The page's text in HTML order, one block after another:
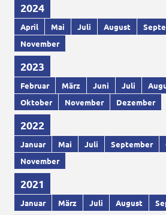
2024
April Mai Juli August
November
2023
Februar März Juni Juli
Oktober
November Dezember
2022
Januar Mai Juli September
November
2021
Januar März Juli August